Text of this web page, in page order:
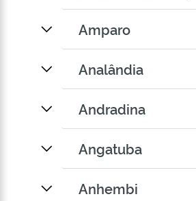
Amparo
Analândia
Andradina
Angatuba
Anhembi